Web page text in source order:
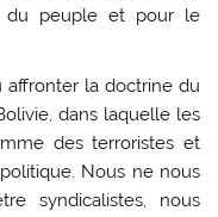
du peuple et pour le
affronter la doctrine du
dans laquelle les
des terroristes et
Nous ne nous
syndicalistes, nous